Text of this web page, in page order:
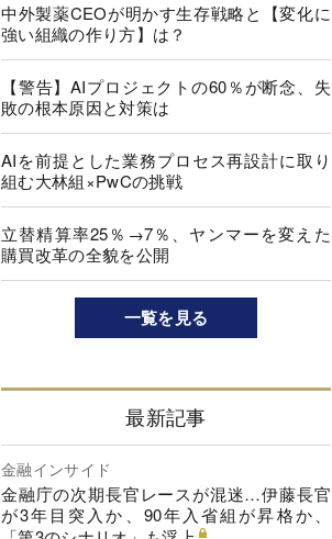
中外製薬CEOが明かす生存戦略と【変化に
強い組織の作り方】は？
【警告】AIプロジェクトの60％が断念、失
敗の根本原因と対策は
AIを前提とした業務プロセス再設計に取り
組む大林組×PwCの挑戦
立替精算率25％→7％、ヤンマーを変えた
購買改革の全貌を公開
一覧を見る
最新記事
金融インサイド
金融庁の次期長官レースが混迷…伊藤長官
が3年目突入か、90年入省組が昇格か、